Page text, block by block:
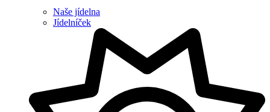
Naše jídelna
Jídelníček